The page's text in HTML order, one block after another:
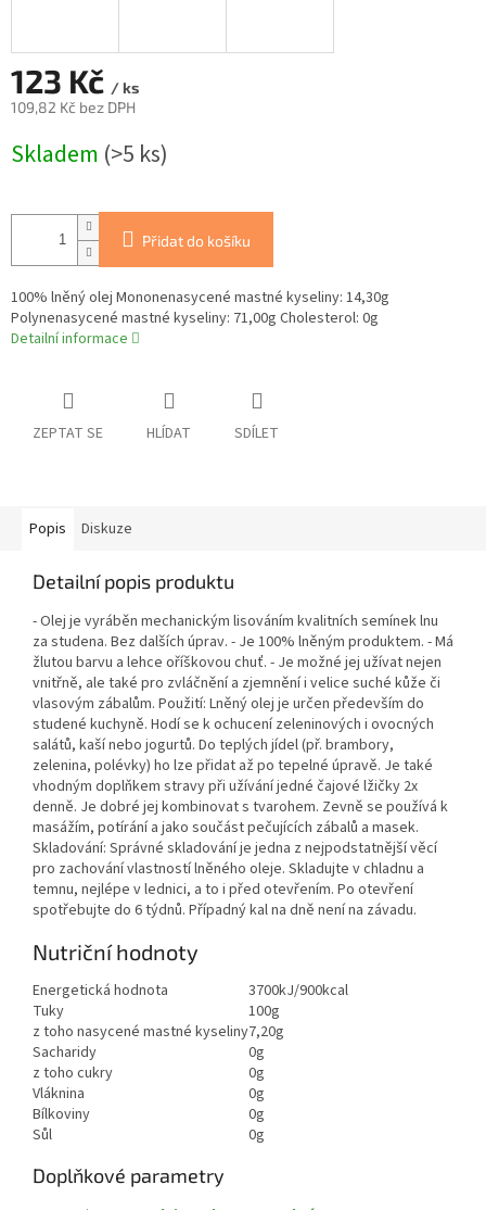
123 Kč / ks
109,82 Kč bez DPH
cena:
Skladem (>5 ks)
Přidat do košíku
100% lněný olej Mononenasycené mastné kyseliny: 14,30g
Polynenasycené mastné kyseliny: 71,00g Cholesterol: 0g
Detailní informace
ZEPTAT SE HLÍDAT SDÍLET
Popis Diskuze
Detailní popis produktu
- Olej je vyráběn mechanickým lisováním kvalitních semínek lnu
za studena. Bez dalších úprav. - Je 100% lněným produktem. - Má
žlutou barvu a lehce oříškovou chuť. - Je možné jej užívat nejen
vnitřně, ale také pro zvláčnění a zjemnění i velice suché kůže či
vlasovým zábalům. Použití: Lněný olej je určen především do
studené kuchyně. Hodí se k ochucení zeleninových i ovocných
salátů, kaší nebo jogurtů. Do teplých jídel (př. brambory,
zelenina, polévky) ho lze přidat až po tepelné úpravě. Je také
vhodným doplňkem stravy při užívání jedné čajové lžičky 2x
denně. Je dobré jej kombinovat s tvarohem. Zevně se používá k
masážím, potírání a jako součást pečujících zábalů a masek.
Skladování: Správné skladování je jedna z nejpodstatnější věcí
pro zachování vlastností lněného oleje. Skladujte v chladnu a
temnu, nejlépe v lednici, a to i před otevřením. Po otevření
spotřebujte do 6 týdnů. Případný kal na dně není na závadu.
Nutriční hodnoty
Energetická hodnota
3700kJ/900kcal
Tuky
100g
z toho nasycené mastné kyseliny7,20g
Sacharidy
0g
z toho cukry
0g
Vláknina
0g
Bílkoviny
0g
Sůl
0g
Doplňkové parametry